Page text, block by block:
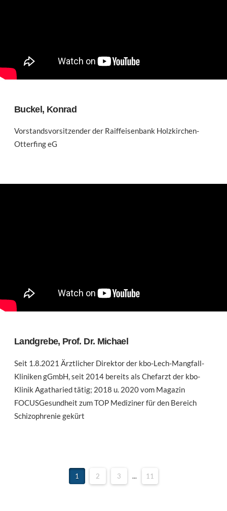
Buckel, Konrad
Vorstandsvorsitzender der Raiffeisenbank Holzkirchen-
Otterfing eG
Landgrebe, Prof. Dr. Michael
Seit 1.8.2021 Ärztlicher Direktor der kbo-Lech-Mangfall-
Kliniken gGmbH, seit 2014 bereits als Chefarzt der kbo-
Klinik Agatharied tätig; 2018 u. 2020 vom Magazin
FOCUSGesundheit zum TOP Mediziner für den Bereich
Schizophrenie gekürt
1 2 3 ... 11